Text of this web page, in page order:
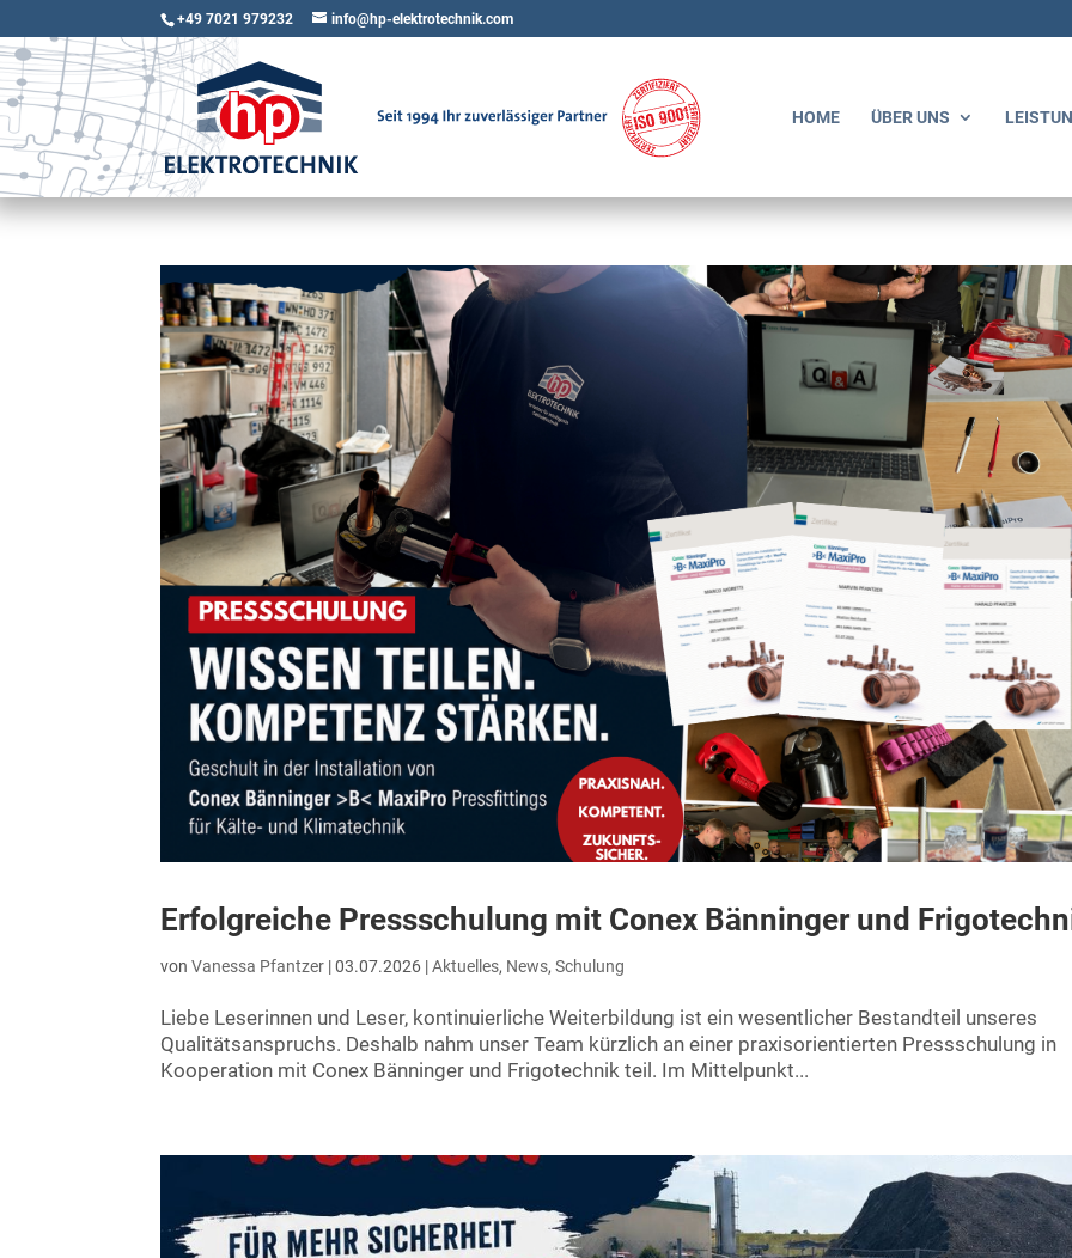
+49 7021 979232 info@hp-elektrotechnik.com
HOME ÜBER UNS
Erfolgreiche Pressschulung mit Conex Bänninger und
vonVanessa Pfantzer |03.07.2026 |Aktuelles, News,Schulung
Liebe Leserinnen und Leser, kontinuierliche Weiterbildung ist ein wesentlicher Bestandteil unseres
Qualitätsanspruchs. Deshalb nahm unser Team kürzlich an einer praxisorientierten Pressschulung in
Kooperation mit Conex Bänninger und Frigotechnik teil. Im Mittelpunkt...